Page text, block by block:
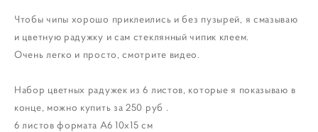
Чтобы чипы хорошо приклеились и без пузырей, я смазываю
и цветную радужку и сам стеклянный чипик клеем.
Очень легко и просто, смотрите видео.
Набор цветных радужек из 6 листов, которые я показываю в
конце, можно купить за 250 руб .
6 листов формата А6 10х15 см